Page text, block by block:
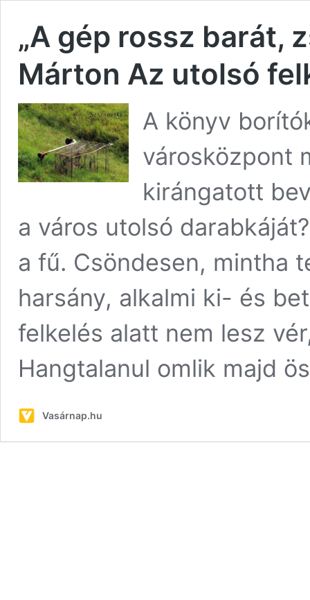
„A gép rossz barát,
Márton Az utolsó
A könyv
városközpont
kirángatott
a város utolsó
a fű. Csöndesen, mintha
harsány, alkalmi ki- és
felkelés alatt nem lesz
Hangtalanul omlik majd
Vasárnap.hu